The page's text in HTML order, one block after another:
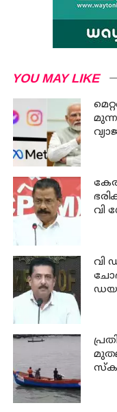
YOU MAY LIKE
വി
വി